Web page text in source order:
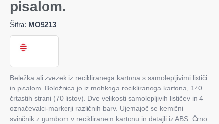
pisalom.
Šifra: MO9213
Beležka ali zvezek iz recikliranega kartona s samolepljivimi lističi
in pisalom. Beležnica je iz mehkega recikliranega kartona, 140
črtastih strani (70 listov). Dve velikosti samolepljivih lističev in 4
označevalci-markerji različnih barv. Ujemajoč se kemični
svinčnik z gumbom v recikliranem kartonu in detajli iz ABS. Črno